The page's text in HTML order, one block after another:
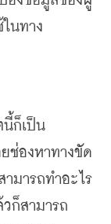
นทาง
นี้ก็เป็น
ช่องหาทางขัด
มารถทำอะไร
ก็สามารถ